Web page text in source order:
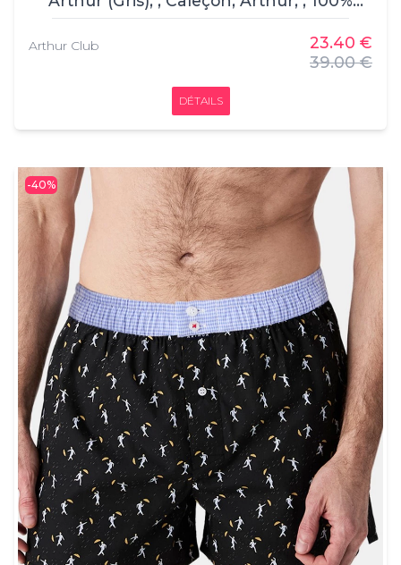
coton
Arthur Club
23.40 €
39.00 €
DÉTAILS
-40%